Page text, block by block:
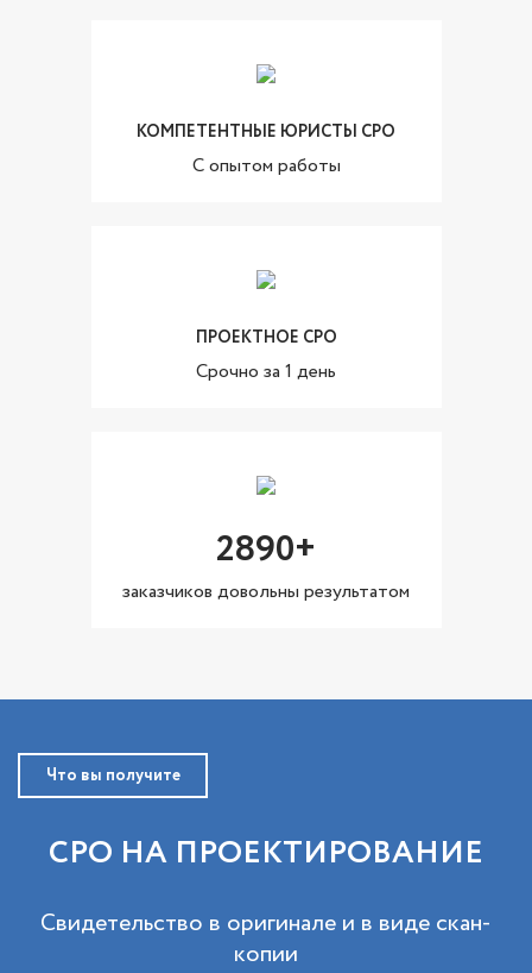
КОМПЕТЕНТНЫЕ ЮРИСТЫ СРО
C опытом работы
ПРОЕКТНОЕ СРО
Cрочно за 1 день
2890+
заказчиков довольны результатом
Что вы получите
СРО НА ПРОЕКТИРОВАНИЕ
Свидетельство в оригинале и в виде скан-
копии